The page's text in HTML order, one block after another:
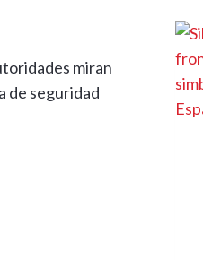
miran
de seguridad